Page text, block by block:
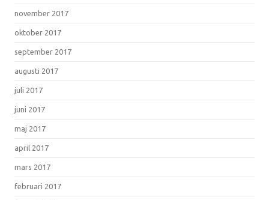
november 2017
oktober 2017
september 2017
augusti 2017
juli 2017
juni 2017
maj 2017
april 2017
mars 2017
februari 2017